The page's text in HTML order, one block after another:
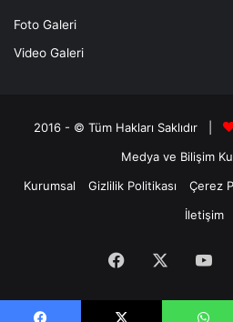
Foto Galeri
Video Galeri
2016 - © Tüm Hakları Saklıdır |
Medya ve Bilişim
Kurumsal
Gizlilik Politikası Çerez
İletişim
Facebook